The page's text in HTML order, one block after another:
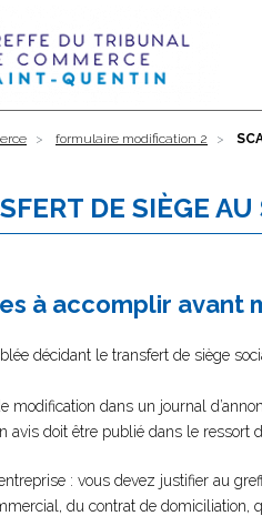
formulaire modification 2
DE SIÈGE
à accomplir avant
décidant le transfert de siège
modification dans un journal
avis doit être publié dans le
: vous devez justifier au
du contrat de domiciliation,